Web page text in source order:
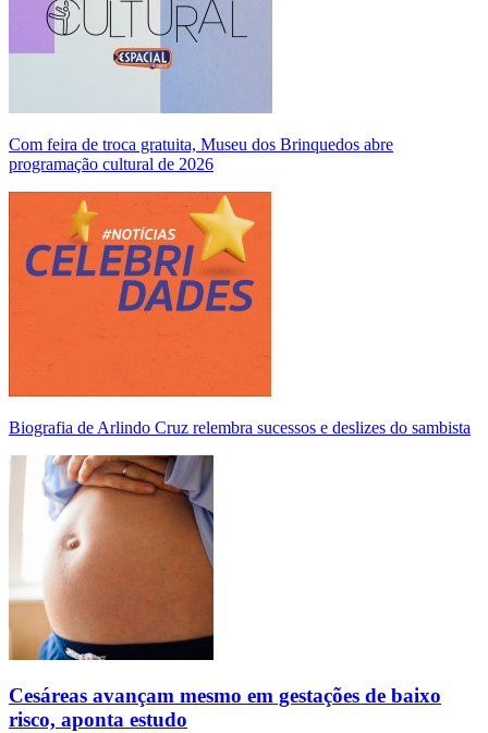
Com feira de troca gratuita, Museu dos Brinquedos abre
programação cultural de 2026
Biografia de Arlindo Cruz relembra sucessos e deslizes do sambista
Cesáreas avançam mesmo em gestações de baixo
risco, aponta estudo